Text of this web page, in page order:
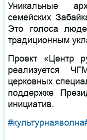
Уникальные
семейских
Это голоса
традиционным
Проект «Центр
реализуется
церковных
поддержке
инициатив.
#культурнаяволна